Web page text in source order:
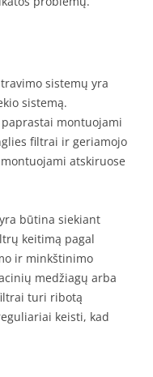
sistemų yra
sistemą.
montuojami
filtrai ir geriamojo
atskiruose
būtina siekiant
keitimą pagal
ir minkštinimo
medžiagų arba
turi ribotą
keisti, kad